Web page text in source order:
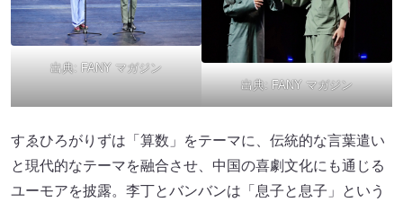
出典: FANY マガジン
出典: FANY マガジン
すゑひろがりずは「算数」をテーマに、伝統的な言葉遣い
と現代的なテーマを融合させ、中国の喜劇文化にも通じる
ユーモアを披露。李丁とバンバンは「息子と息子」という